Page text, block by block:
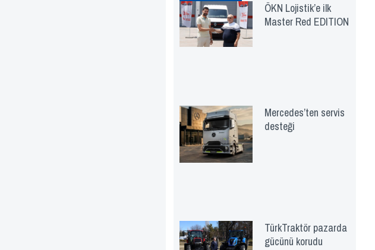
ÖKN Lojistik’e ilk
Master Red EDITION
Mercedes’ten servis
desteği
TürkTraktör pazarda
gücünü korudu